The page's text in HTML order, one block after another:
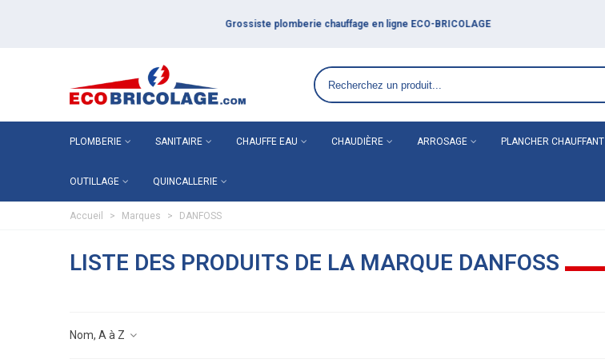
Grossiste plomberie chauffage en ligne ECO-BRICOLAGE
PLOMBERIE SANITAIRE CHAUFFE EAU CHAUDIÈRE ARROSAGE PLANCHER CHAUFFANT
OUTILLAGE QUINCALLERIE
Accueil > Marques > DANFOSS
LISTE DES PRODUITS DE LA MARQUE DANFOSS
Nom, A à Z